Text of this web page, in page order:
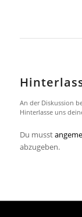
An der Diskussion
Hinterlasse uns
Du musst
abzugeben.